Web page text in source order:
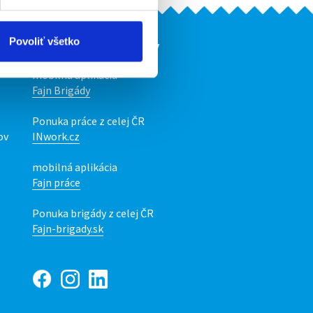
Povoliť všetko
Naše ďalšie projekty
mobilná aplikácia
Fajn Brigády
Ponuka práce z celej ČR
INwork.cz
mobilná aplikácia
Fajn práce
Ponuka brigády z celej ČR
Fajn-brigady.sk